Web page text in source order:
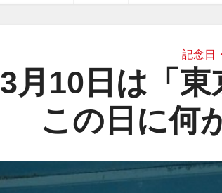
記念日
3月10日は「東
この日に何